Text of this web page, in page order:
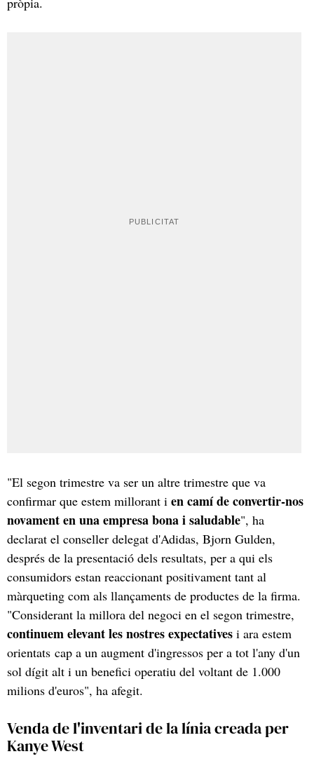
"El segon trimestre va ser un altre trimestre que va
confirmar que estem millorant i en camí de convertir-nos
novament en una empresa bona i saludable", ha
declarat el conseller delegat d'Adidas, Bjorn Gulden,
després de la presentació dels resultats, per a qui els
consumidors estan reaccionant positivament tant al
màrqueting com als llançaments de productes de la firma.
"Considerant la millora del negoci en el segon trimestre,
continuem elevant les nostres expectatives i ara estem
orientats cap a un augment d'ingressos per a tot l'any d'un
sol dígit alt i un benefici operatiu del voltant de 1.000
milions d'euros", ha afegit.
Venda de l'inventari de la línia creada per
Kanye West